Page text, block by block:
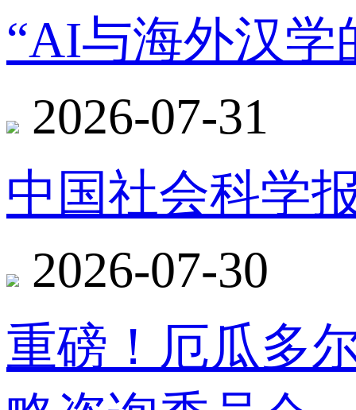
“AI与海外汉学
2026-07-31
中国社会科学
2026-07-30
重磅！厄瓜多